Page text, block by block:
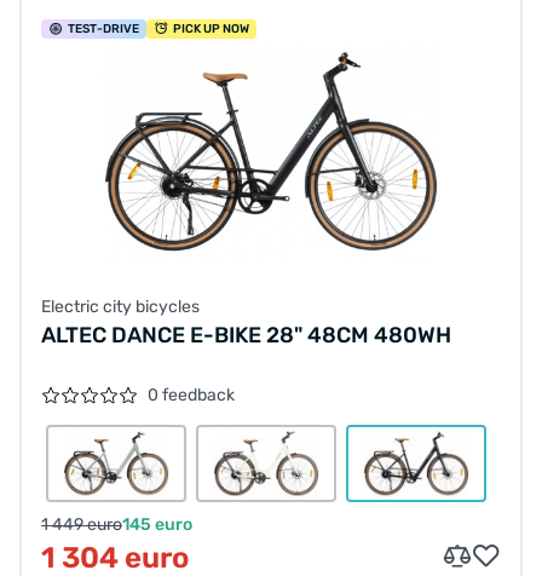
TEST-DRIVE PICK UP NOW
Electric city bicycles
ALTEC DANCE E-BIKE 28" 48CM 480WH
0 feedback
1 449 euro145 euro
1 304 euro